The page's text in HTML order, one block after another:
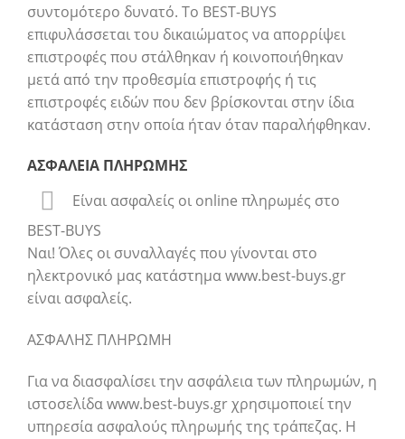
συντομότερο δυνατό. To BEST-BUYS
επιφυλάσσεται του δικαιώματος να απορρίψει
επιστροφές που στάλθηκαν ή κοινοποιήθηκαν
μετά από την προθεσμία επιστροφής ή τις
επιστροφές ειδών που δεν βρίσκονται στην ίδια
κατάσταση στην οποία ήταν όταν παραλήφθηκαν.
ΑΣΦΑΛΕΙΑ ΠΛΗΡΩΜΗΣ
Είναι ασφαλείς οι online πληρωμές στo
BEST-BUYS
Ναι! Όλες οι συναλλαγές που γίνονται στο
ηλεκτρονικό μας κατάστημα www.best-buys.gr
είναι ασφαλείς.
ΑΣΦΑΛΗΣ ΠΛΗΡΩΜΗ
Για να διασφαλίσει την ασφάλεια των πληρωμών, η
ιστοσελίδα www.best-buys.gr χρησιμοποιεί την
υπηρεσία ασφαλούς πληρωμής της τράπεζας. Η